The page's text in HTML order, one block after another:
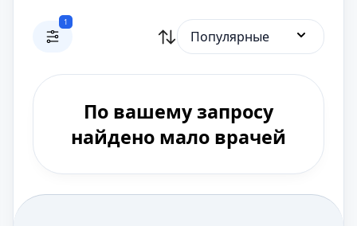
1
Популярные
По вашему запросу
найдено мало врачей